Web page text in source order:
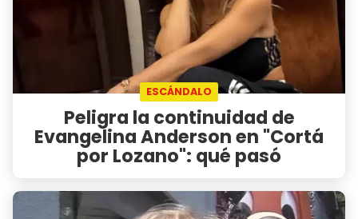
ESCÁNDALO
Peligra la continuidad de
Evangelina Anderson en "Cortá
por Lozano": qué pasó